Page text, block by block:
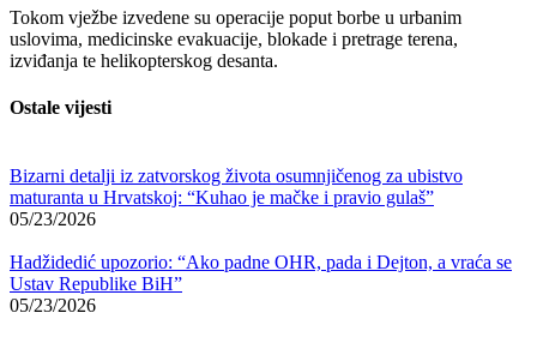
Tokom vježbe izvedene su operacije poput borbe u urbanim
uslovima, medicinske evakuacije, blokade i pretrage terena,
izviđanja te helikopterskog desanta.
Ostale vijesti
Bizarni detalji iz zatvorskog života osumnjičenog za ubistvo
maturanta u Hrvatskoj: “Kuhao je mačke i pravio gulaš”
05/23/2026
Hadžidedić upozorio: “Ako padne OHR, pada i Dejton, a vraća se
Ustav Republike BiH”
05/23/2026